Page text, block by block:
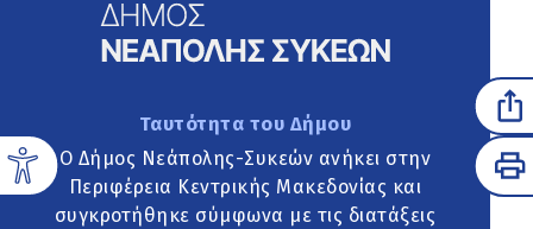
Ταυτότητα του Δήμου
Ο Δήμος Νεάπολης-Συκεών ανήκει στην
Περιφέρεια Κεντρικής Μακεδονίας και
συγκροτήθηκε σύμφωνα με τις διατάξεις